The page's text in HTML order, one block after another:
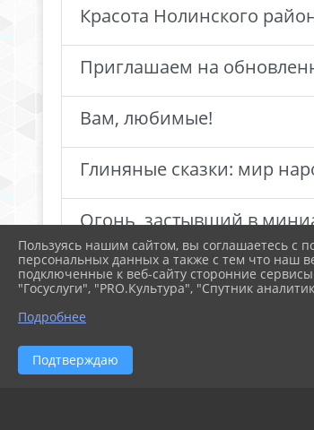
Красота Нолинского
Приглашаем на
Вам, любимые!
Глиняные сказки: мир
Огонь, застывший в
Пользуясь нашим сайтом, вы соглашаетесь с
персональных данных а также с тем что наш
подключенные к веб-сайту сторонние
"Госуслуги", "PRO.Культура", "Спутник
Подробнее
Подтверждаю